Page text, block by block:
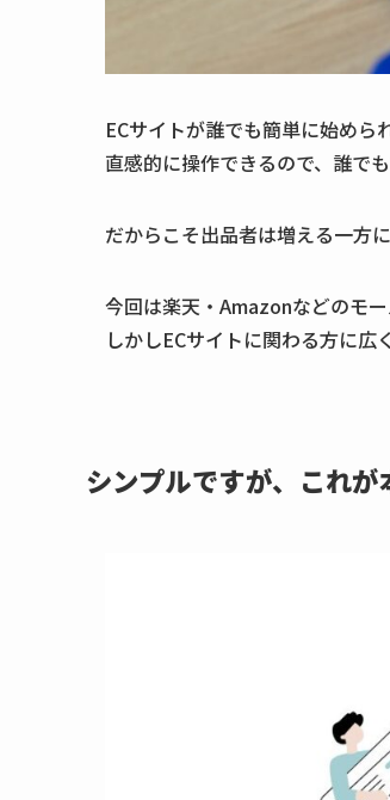
ECサイトが誰でも簡単に始め
直感的に操作できるので、誰で
だからこそ出品者は増える一方に
今回は楽天・Amazonなどのモ
しかしECサイトに関わる方に広
シンプルですが、これ